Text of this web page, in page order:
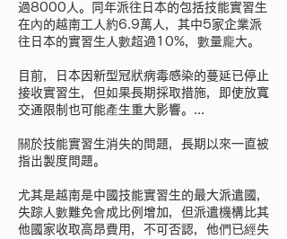
過8000人。同年派往日本的包括技能實習生
在內的越南工人約6.9萬人，其中5家企業派
往日本的實習生人數超過10%，數量龐大。
目前，日本因新型冠狀病毒感染的蔓延已停止
接收實習生，但如果長期採取措施，即使放寬
交通限制也可能產生重大影響。...
關於技能實習生消失的問題，長期以來一直被
指出製度問題。
尤其是越南是中國技能實習生的最大派遣國，
失踪人數難免會成比例增加，但派遣機構比其
他國家收取高昂費用，不可否認，他們已經失